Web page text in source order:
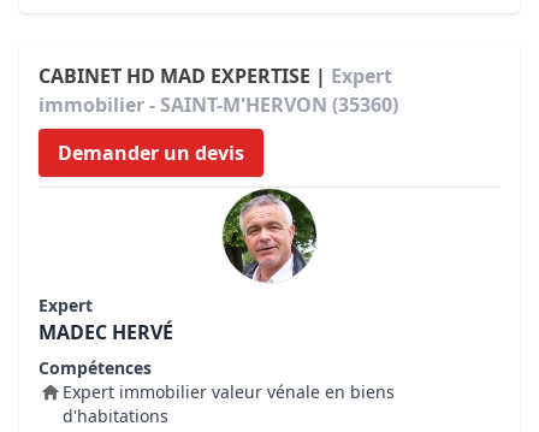
CABINET HD MAD EXPERTISE | Expert
immobilier - SAINT-M'HERVON (35360)
Demander un devis
Expert
MADEC HERVÉ
Compétences
Expert immobilier valeur vénale en biens
d'habitations